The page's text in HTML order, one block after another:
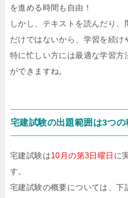
を進める時間も自由！
しかし、テキストを読んだり、
だけではないから、学習を続け
特に忙しい方には最適な学習方
ができますね。
宅建試験の出題範囲は3つの
宅建試験は10月の第3日曜日 に
す。
宅建試験の概要については、下